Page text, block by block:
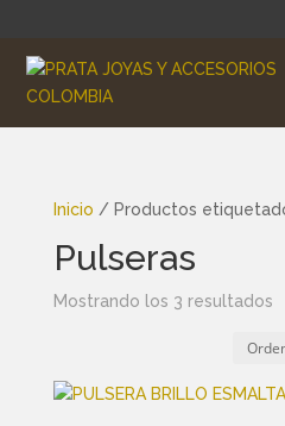
Inicio / Productos
Pulseras
Mostrando los 3 resultados